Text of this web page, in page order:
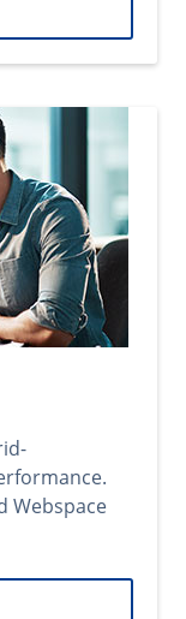
Webspace